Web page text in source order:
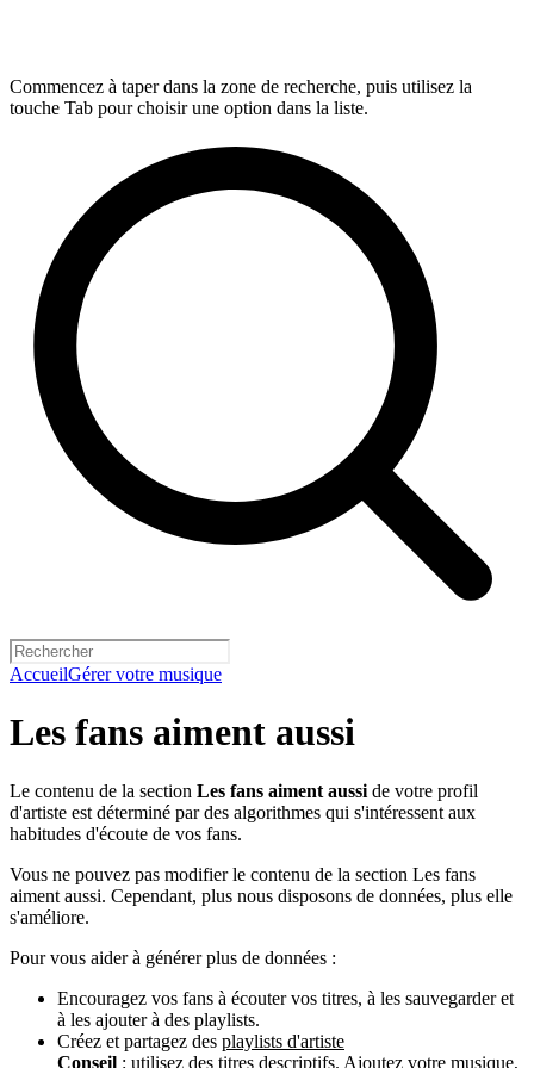
Commencez à taper dans la zone de recherche, puis utilisez la
touche Tab pour choisir une option dans la liste.
AccueilGérer votre musique
Les fans aiment aussi
Le contenu de la section Les fans aiment aussi de votre profil
d'artiste est déterminé par des algorithmes qui s'intéressent aux
habitudes d'écoute de vos fans.
Vous ne pouvez pas modifier le contenu de la section Les fans
aiment aussi. Cependant, plus nous disposons de données, plus elle
s'améliore.
Pour vous aider à générer plus de données :
Encouragez vos fans à écouter vos titres, à les sauvegarder et
à les ajouter à des playlists.
Créez et partagez des playlists d'artiste
Conseil : utilisez des titres descriptifs. Ajoutez votre musique,